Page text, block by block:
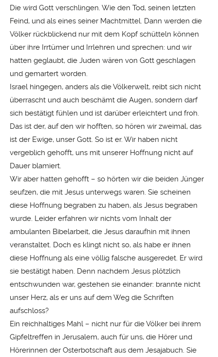
Die wird Gott verschlingen. Wie den Tod, seinen letzten
Feind, und als eines seiner Machtmittel. Dann werden die
Völker rückblickend nur mit dem Kopf schütteln können
über ihre Irrtümer und Irrlehren und sprechen: und wir
hatten geglaubt, die Juden wären von Gott geschlagen
und gemartert worden.
Israel hingegen, anders als die Völkerwelt, reibt sich nicht
überrascht und auch beschämt die Augen, sondern darf
sich bestätigt fühlen und ist darüber erleichtert und froh.
Das ist der, auf den wir hofften, so hören wir zweimal, das
ist der Ewige, unser Gott. So ist er. Wir haben nicht
vergeblich gehofft, uns mit unserer Hoffnung nicht auf
Dauer blamiert.
Wir aber hatten gehofft – so hörten wir die beiden Jünger
seufzen, die mit Jesus unterwegs waren. Sie scheinen
diese Hoffnung begraben zu haben, als Jesus begraben
wurde. Leider erfahren wir nichts vom Inhalt der
ambulanten Bibelarbeit, die Jesus daraufhin mit ihnen
veranstaltet. Doch es klingt nicht so, als habe er ihnen
diese Hoffnung als eine völlig falsche ausgeredet. Er wird
sie bestätigt haben. Denn nachdem Jesus plötzlich
entschwunden war, gestehen sie einander: brannte nicht
unser Herz, als er uns auf dem Weg die Schriften
aufschloss?
Ein reichhaltiges Mahl – nicht nur für die Völker bei ihrem
Gipfeltreffen in Jerusalem, auch für uns, die Hörer und
Hörerinnen der Osterbotschaft aus dem Jesajabuch. Sie